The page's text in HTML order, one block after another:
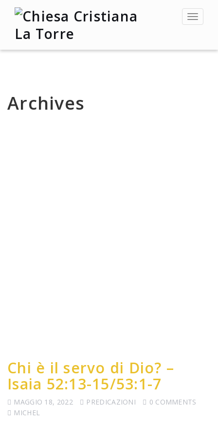
Toggle
Archives
Chi è il servo di Dio? –
Isaia 52:13-15/53:1-7
MAGGIO 18, 2022 PREDICAZIONI
0 COMMENTS
MICHEL